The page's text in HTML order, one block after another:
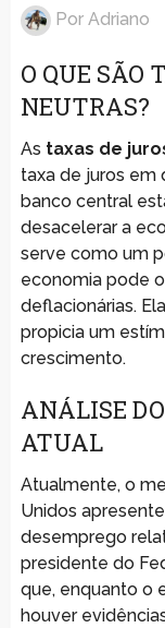
Por Adriano
O QUE SÃO
NEUTRAS?
As taxas de
taxa de juros em
banco central
desacelerar a
serve como um
economia pode
deflacionárias.
propicia um
crescimento.
ANÁLISE
ATUAL
Atualmente, o
Unidos
desemprego
presidente do
que, enquanto o
houver